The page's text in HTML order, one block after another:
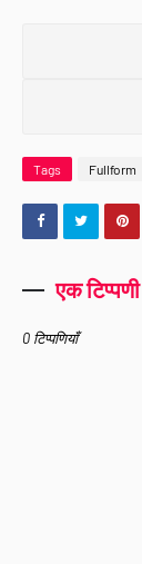
Tags Fullform
एक
0 टिप्पणियाँ